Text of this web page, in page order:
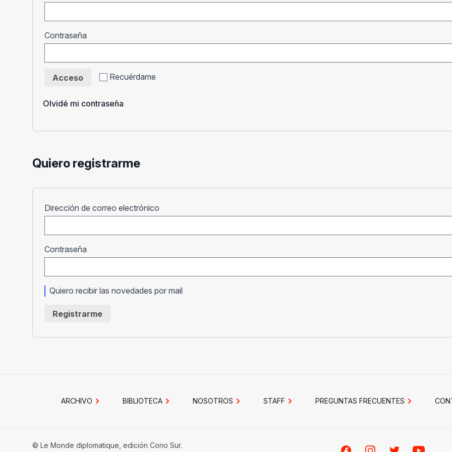
Contraseña
Recuérdame
Acceso
Olvidé mi contraseña
Quiero registrarme
Dirección de correo electrónico
Contraseña
Quiero recibir las novedades por mail
Registrarme
ARCHIVO BIBLIOTECA NOSOTROS STAFF PREGUNTAS FRECUENTES
© Le Monde diplomatique, edición Cono Sur.